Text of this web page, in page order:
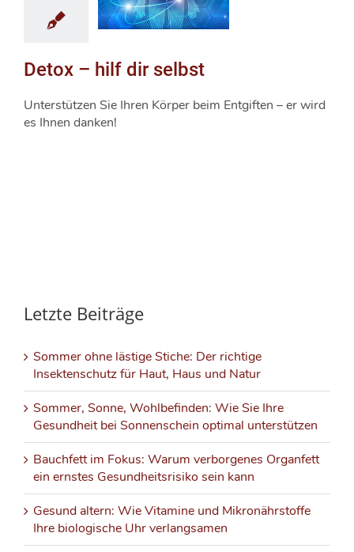
Detox – hilf dir selbst
Unterstützen Sie Ihren Körper beim Entgiften – er wird
es Ihnen danken!
Letzte Beiträge
Sommer ohne lästige Stiche: Der richtige
Insektenschutz für Haut, Haus und Natur
Sommer, Sonne, Wohlbefinden: Wie Sie Ihre
Gesundheit bei Sonnenschein optimal unterstützen
Bauchfett im Fokus: Warum verborgenes Organfett
ein ernstes Gesundheitsrisiko sein kann
Gesund altern: Wie Vitamine und Mikronährstoffe
Ihre biologische Uhr verlangsamen